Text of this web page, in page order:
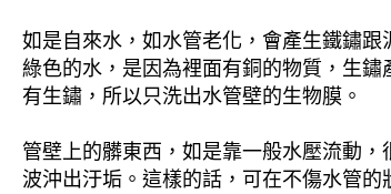
如是自來水，如水管老化，會產生鐵鏽
綠色的水，是因為裡面有銅的物質，生
有生鏽，所以只洗出水管壁的生物膜。
管壁上的髒東西，如是靠一般水壓流動
波沖出汙垢。這樣的話，可在不傷水管的